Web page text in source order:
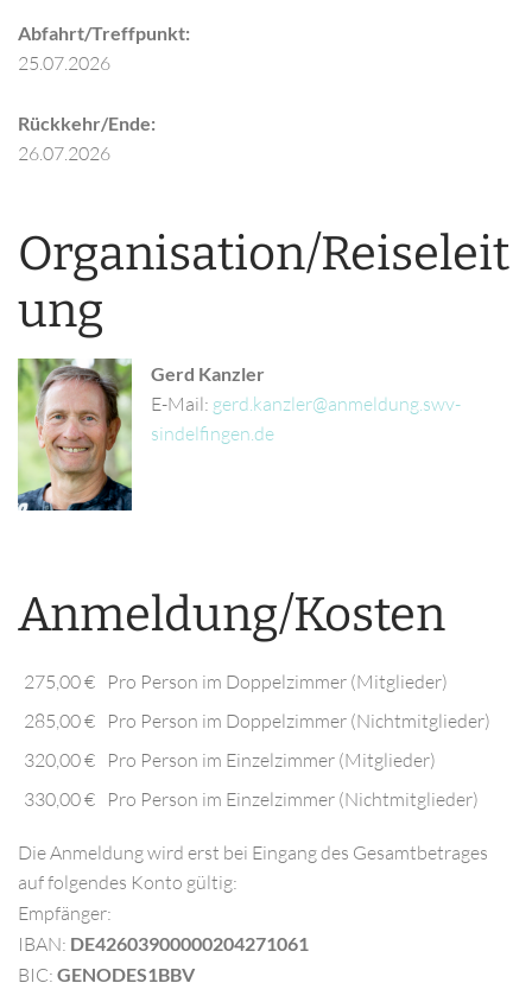
Abfahrt/Treffpunkt:
25.07.2026
Rückkehr/Ende:
26.07.2026
Organisation/Reiseleit
ung
Gerd Kanzler
E-Mail:
Anmeldung/Kosten
275,00 €
Pro Person im Doppelzimmer (Mitglieder)
285,00 €
Pro Person im Doppelzimmer (Nichtmitglieder)
320,00 €
Pro Person im Einzelzimmer (Mitglieder)
330,00 €
Pro Person im Einzelzimmer (Nichtmitglieder)
Die Anmeldung wird erst bei Eingang des Gesamtbetrages
auf folgendes Konto gültig:
Empfänger:
IBAN: DE42603900000204271061
BIC: GENODES1BBV